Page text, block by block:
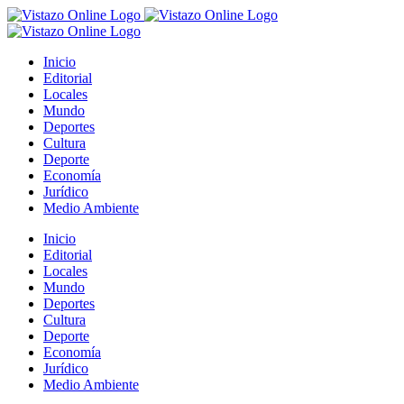
Saltar
al
Inicio
Editorial
Locales
Mundo
Deportes
Cultura
Deporte
Economía
Jurídico
Medio Ambiente
Inicio
Editorial
Locales
Mundo
Deportes
Cultura
Deporte
Economía
Jurídico
Medio Ambiente